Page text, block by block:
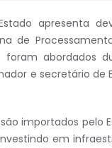
apresenta
de
foram abordados
e secretário de
importados pelo
em